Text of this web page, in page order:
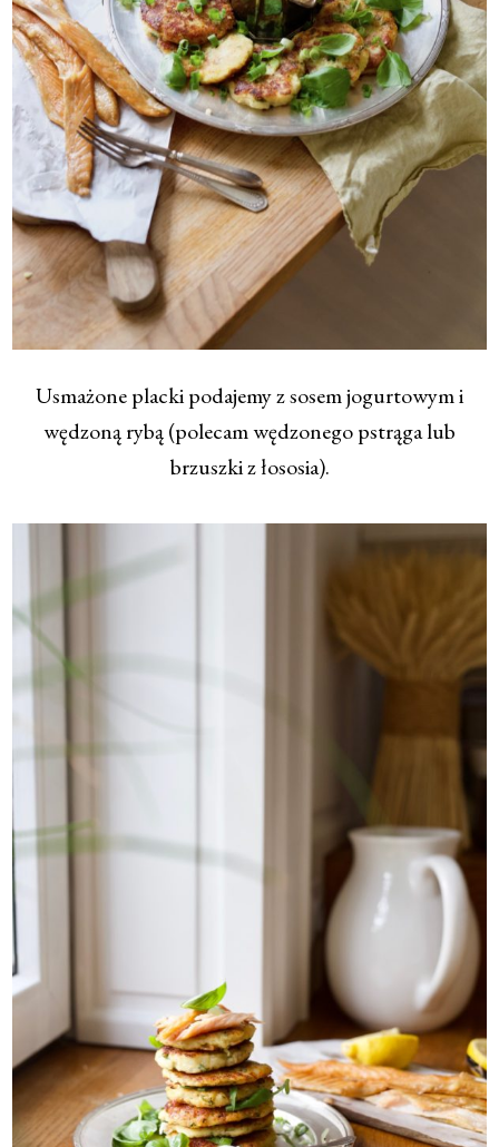
Usmażone placki podajemy z sosem jogurtowym i
wędzoną rybą (polecam wędzonego pstrąga lub
brzuszki z łososia).